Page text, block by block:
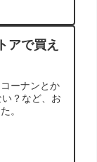
アで買え
ーナンとか
？など、お
。